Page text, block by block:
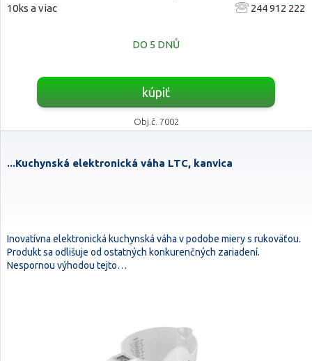
10ks a viac
244 912 222
DO 5 DNŮ
kúpiť
Obj.č. 7002
...Kuchynská elektronická váha LTC, kanvica
Inovatívna elektronická kuchynská váha v podobe miery s rukoväťou.
Produkt sa odlišuje od ostatných konkurenčných zariadení.
Nespornou výhodou tejto…